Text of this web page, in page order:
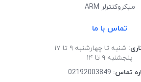
میکروکنترلر ARM
تماس با ما
شنبه تا چهارشنبه ۹ تا ۱۷
پنجشنبه ۹ تا ۱۴
تماس: 02192003849